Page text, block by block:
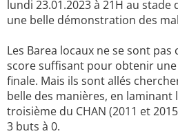
lundi 23.01.2023 à 21H au stade
une belle démonstration des
Les Barea locaux ne se sont pas
score suffisant pour obtenir
finale. Mais ils sont allés
belle des manières, en laminant
troisième du CHAN (2011 et
3 buts à 0.